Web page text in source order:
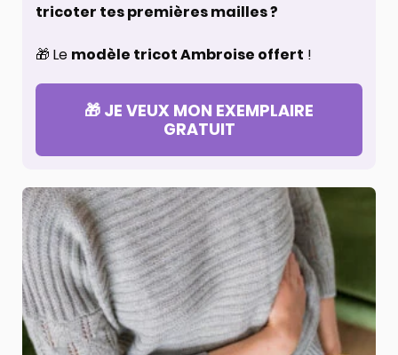
tricoter tes premières mailles ?
🎁 Le modèle tricot Ambroise offert !
🎁 JE VEUX MON EXEMPLAIRE
GRATUIT